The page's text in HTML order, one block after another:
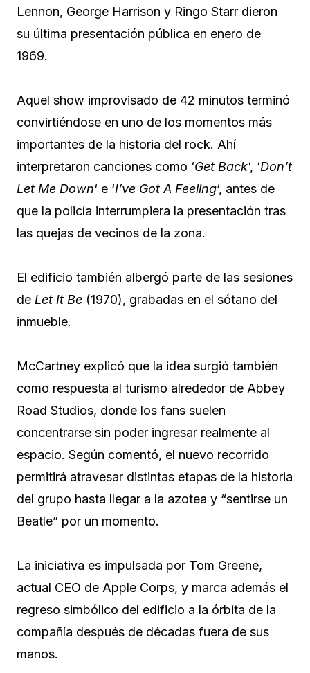
Lennon, George Harrison y Ringo Starr dieron
su última presentación pública en enero de
1969.
Aquel show improvisado de 42 minutos terminó
convirtiéndose en uno de los momentos más
importantes de la historia del rock. Ahí
interpretaron canciones como ‘Get Back‘, ‘Don’t
Let Me Down‘ e ‘I’ve Got A Feeling‘, antes de
que la policía interrumpiera la presentación tras
las quejas de vecinos de la zona.
El edificio también albergó parte de las sesiones
de Let It Be (1970), grabadas en el sótano del
inmueble.
McCartney explicó que la idea surgió también
como respuesta al turismo alrededor de Abbey
Road Studios, donde los fans suelen
concentrarse sin poder ingresar realmente al
espacio. Según comentó, el nuevo recorrido
permitirá atravesar distintas etapas de la historia
del grupo hasta llegar a la azotea y “sentirse un
Beatle” por un momento.
La iniciativa es impulsada por Tom Greene,
actual CEO de Apple Corps, y marca además el
regreso simbólico del edificio a la órbita de la
compañía después de décadas fuera de sus
manos.